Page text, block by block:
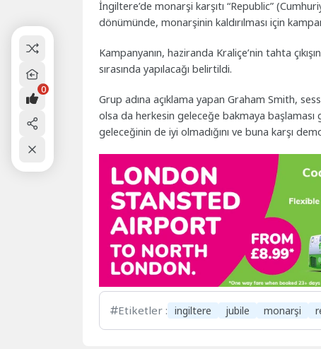
İngiltere’de monarşi karşıtı “Republic”
dönümünde, monarşinin kaldırılması için
Kampanyanın, haziranda Kraliçe’nin tahta
sırasında yapılacağı belirtildi.
Grup adına açıklama yapan Graham Smith,
olsa da herkesin geleceğe bakmaya
geleceğinin de iyi olmadığını ve buna karşı
Etiketler : ingiltere jubile monarşi
0